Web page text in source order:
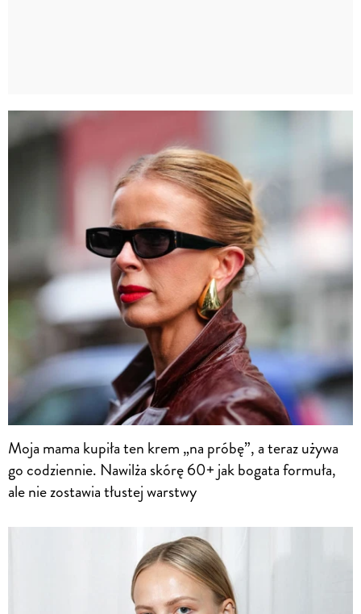
Moja mama kupiła ten krem „na próbę”, a teraz używa
go codziennie. Nawilża skórę 60+ jak bogata formuła,
ale nie zostawia tłustej warstwy